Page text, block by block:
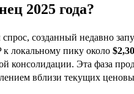
2025 года?
созданный недавно
локальному пику около $2,30
консолидации. Эта фаза
вблизи текущих